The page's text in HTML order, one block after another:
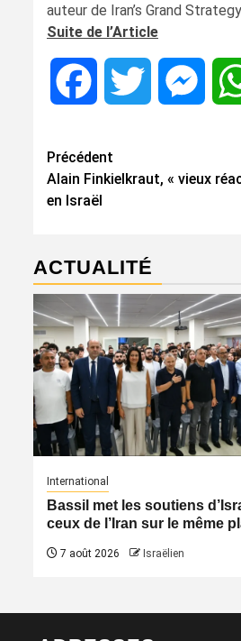
auteur de Iran’s Grand
Suite de l’Article
Facebook Twitter
Navigation
d’article
Précédent
Alain Finkielkraut, « vieux
en Israël
ACTUALITÉ
International
Bassil met les soutiens
ceux de l’Iran sur le même
7 août 2026 Israëlien